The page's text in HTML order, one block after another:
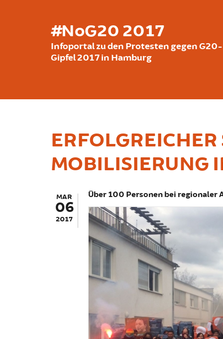
#NoG20 2017
Infoportal zu den Protesten gegen G20-
Gipfel 2017 in Hamburg
MOBILISIERUNG
MAR
06
2017
Über 100 Personen bei regionaler